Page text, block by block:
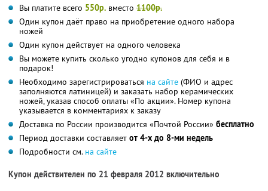
Вы платите всего 550р. вместо 1100р.
Один купон даёт право на приобретение одного набора
ножей
Один купон действует на одного человека
Вы можете купить сколько угодно купонов для себя и в
подарок!
Необходимо зарегистрироваться на сайте (ФИО и адрес
заполняются латиницей) и заказать набор керамических
ножей, указав способ оплаты «По акции». Номер купона
указывается в комментариях к заказу
Доставка по России производится «Почтой России» бесплатно
Период доставки составляет от 4-х до 8-ми недель
Подробности см. на сайте
Купон действителен по 21 февраля 2012 включительно